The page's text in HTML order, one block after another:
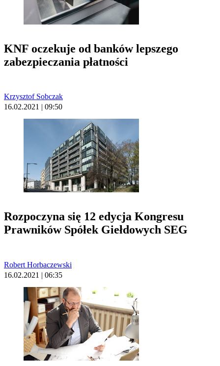
KNF oczekuje od banków lepszego
zabezpieczania płatności
Krzysztof Sobczak
16.02.2021 | 09:50
Rozpoczyna się 12 edycja Kongresu
Prawników Spółek Giełdowych SEG
Robert Horbaczewski
16.02.2021 | 06:35